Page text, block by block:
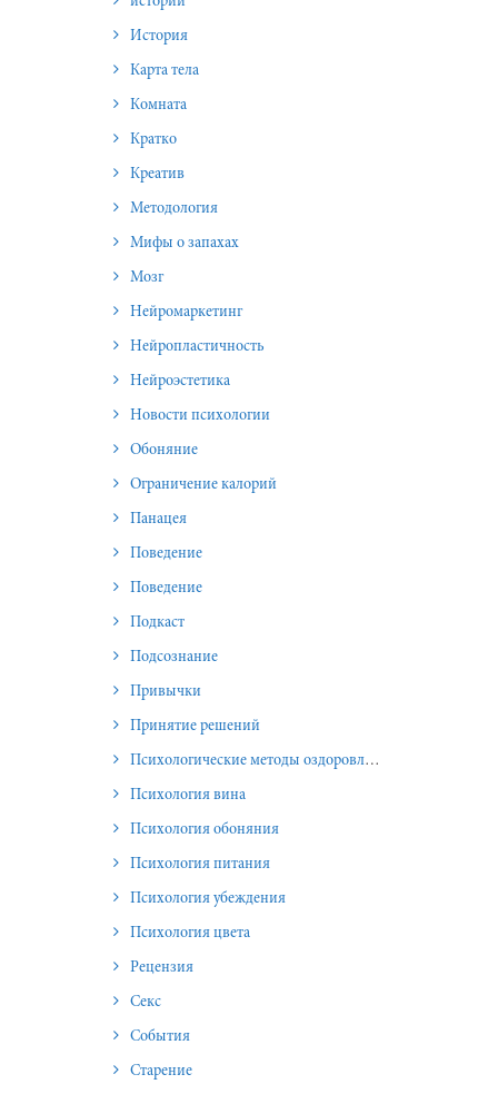
История
Карта тела
Комната
Кратко
Креатив
Методология
Мифы о запахах
Мозг
Нейромаркетинг
Нейропластичность
Нейроэстетика
Новости психологии
Обоняние
Ограничение калорий
Панацея
Поведение
Поведение
Подкаст
Подсознание
Привычки
Принятие решений
Психологические методы оздоровления и омоложения
Психология вина
Психология обоняния
Психология питания
Психология убеждения
Психология цвета
Рецензия
Секс
События
Старение